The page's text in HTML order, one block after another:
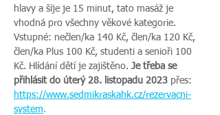
hlavy a šíje je 15 minut, tato masáž je
vhodná pro všechny věkové kategorie.
Vstupné: nečlen/ka 140 Kč, člen/ka 120 Kč,
člen/ka Plus 100 Kč, studenti a senioři 100
Kč. Hlídání dětí je zajištěno. Je třeba se
přihlásit do úterý 28. listopadu 2023 přes:
https://www.sedmikraskahk.cz/rezervacni-
system.